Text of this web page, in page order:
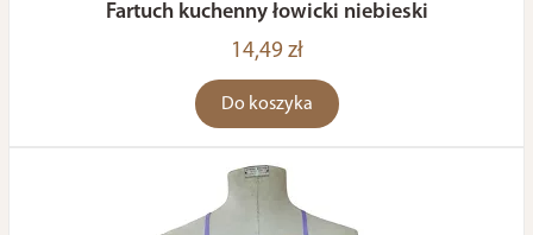
Fartuch kuchenny łowicki niebieski
14,49 zł
Do koszyka